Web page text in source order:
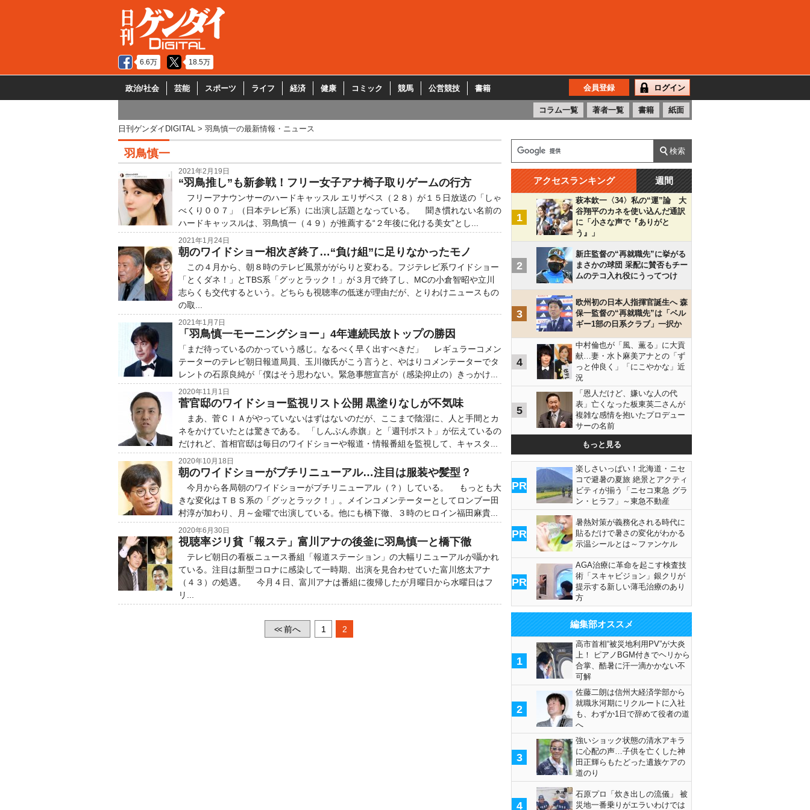
6.6万 18.5万
政治/社会 芸能 スポーツ ライフ 経済 健康 コミック 競馬 公営競技 書籍 会員登録 ログイン
コラム一覧 著者一覧 書籍 紙面
日刊ゲンダイDIGITAL 羽鳥慎一の最新情報・ニュース
羽鳥慎一
2021年2月19日
“羽鳥推し”も新参戦！フリー女子アナ椅子取りゲームの行方
フリーアナウンサーのハードキャッスル エリザベス（２８）が１５日放送の「しゃ
べくり００７」（日本テレビ系）に出演し話題となっている。 聞き慣れない名前の
ハードキャッスルは、羽鳥慎一（４９）が推薦する“２年後に化ける美女”とし...
2021年1月24日
朝のワイドショー相次ぎ終了…“負け組”に足りなかったモノ
この４月から、朝８時のテレビ風景ががらりと変わる。フジテレビ系ワイドショー
「とくダネ！」とTBS系「グッとラック！」が３月で終了し、MCの小倉智昭や立川
志らくも交代するという。どちらも視聴率の低迷が理由だが、とりわけニュースもの
の取...
2021年1月7日
「羽鳥慎一モーニングショー」4年連続民放トップの勝因
「まだ待っているのかっていう感じ。なるべく早く出すべきだ」 レギュラーコメン
テーターのテレビ朝日報道局員、玉川徹氏がこう言うと、やはりコメンテーターでタ
レントの石原良純が「僕はそう思わない。緊急事態宣言が（感染抑止の）きっかけ...
2020年11月1日
菅官邸のワイドショー監視リスト公開 黒塗りなしが不気味
まあ、菅ＣＩＡがやっていないはずはないのだが、ここまで陰湿に、人と手間とカ
ネをかけていたとは驚きである。 「しんぶん赤旗」と「週刊ポスト」が伝えているの
だけれど、首相官邸は毎日のワイドショーや報道・情報番組を監視して、キャスタ...
2020年10月18日
朝のワイドショーがプチリニューアル…注目は服装や髪型？
今月から各局朝のワイドショーがプチリニューアル（？）している。 もっとも大
きな変化はＴＢＳ系の「グッとラック！」。メインコメンテーターとしてロンブー田
村淳が加わり、月～金曜で出演している。他にも橋下徹、３時のヒロイン福田麻貴...
2020年6月30日
視聴率ジリ貧「報ステ」富川アナの後釜に羽鳥慎一と橋下徹
テレビ朝日の看板ニュース番組「報道ステーション」の大幅リニューアルが囁かれ
ている。注目は新型コロナに感染して一時期、出演を見合わせていた富川悠太アナ
（４３）の処遇。 今月４日、富川アナは番組に復帰したが月曜日から水曜日はフ
リ...
<<前へ 1 2
アクセスランキング 週間
1
萩本欽一〈34〉私の“運”論 大
谷翔平のカネを使い込んだ通訳
に「小さな声で『ありがと
う』」
2
新庄監督の“再就職先”に挙がる
まさかの球団 采配に賛否もチー
ムのテコ入れ役にうってつけ
3
欧州初の日本人指揮官誕生へ 森
保一監督の“再就職先”は「ベル
ギー1部の日系クラブ」一択か
4
中村倫也が「風、薫る」に大貢
献…妻・水卜麻美アナとの「ず
っと仲良く」「にこやかな」近
況
5
「恩人だけど、嫌いな人の代
表」亡くなった板東英二さんが
複雑な感情を抱いたプロデュー
サーの名前
もっと見る
PR
楽しさいっぱい！北海道・ニセ
コで避暑の夏旅 絶景とアクティ
ビティが揃う「ニセコ東急 グラ
ン・ヒラフ」～東急不動産
PR
暑熱対策が義務化される時代に
貼るだけで暑さの変化がわかる
示温シールとは～ファンケル
PR
AGA治療に革命を起こす検査技
術「スキャビジョン」銀クリが
提示する新しい薄毛治療のあり
方
編集部オススメ
1
高市首相“被災地利用PV”が大炎
上！ ピアノBGM付きでヘリから
合掌、酷暑に汗一滴かかない不
可解
2
佐藤二朗は信州大経済学部から
就職氷河期にリクルートに入社
も、わずか1日で辞めて役者の道
へ
3
強いショック状態の清水アキラ
に心配の声…子供を亡くした神
田正輝らもたどった遺族ケアの
道のり
4
石原プロ「炊き出しの流儀」 被
災地一番乗りがエラいわけでは